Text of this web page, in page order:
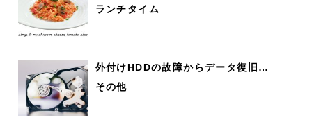
ランチタイム
外付けHDDの故障からデータ復旧…
その他